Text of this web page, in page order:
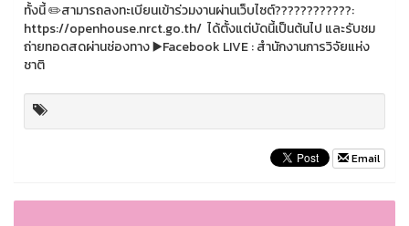
ทั้งนี้ ✏️สามารถลงทะเบียนเข้าร่วมงานผ่านเว็บไซต์????????‍????:
https://openhouse.nrct.go.th/ ได้ตั้งแต่บัดนี้เป็นต้นไป และรับชม
ถ่ายทอดสดผ่านช่องทาง ▶️Facebook LIVE : สำนักงานการวิจัยแห่ง
ชาติ
Email